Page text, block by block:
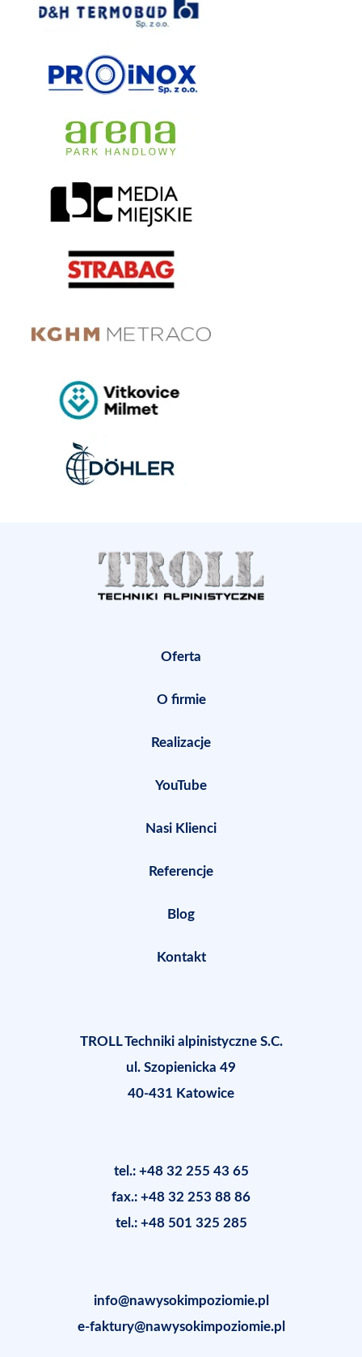
Oferta
O firmie
Realizacje
YouTube
Nasi Klienci
Referencje
Blog
Kontakt
TROLL Techniki alpinistyczne S.C.
ul. Szopienicka 49
40-431 Katowice
tel.: +48 32 255 43 65
fax.: +48 32 253 88 86
tel.: +48 501 325 285
info@nawysokimpoziomie.pl
e-faktury@nawysokimpoziomie.pl